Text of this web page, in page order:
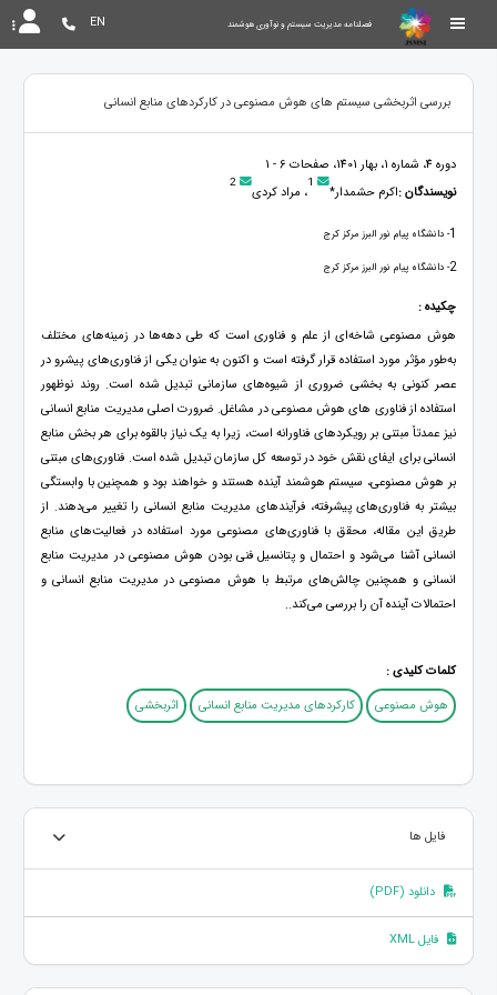
فصلنامه مدیریت سیستم و نوآوری هوشمند EN
بررسی اثربخشی سیستم های هوش مصنوعی در کارکردهای منابع انسانی
دوره 4، شماره 1، بهار 1401، صفحات 6 - 1
نویسندگان :اکرم حشمدار* 1، مراد کردی 2
1- دانشگاه پیام نور البرز مرکز کرج
2- دانشگاه پیام نور البرز مرکز کرج
چکیده :
هوش مصنوعی شاخه‌ای از علم و فناوری است که طی دهه‌ها در زمینه‌های مختلف
به‌طور مؤثر مورد استفاده قرار گرفته است و اکنون به عنوان یکی از فناوری‌های پیشرو در
عصر کنونی به بخشی ضروری از شیوه‌های سازمانی تبدیل شده است. روند نوظهور
استفاده از فناوری های هوش مصنوعی در مشاغل. ضرورت اصلی مدیریت منابع انسانی
نیز عمدتاً مبتنی بر رویکردهای فناورانه است، زیرا به یک نیاز بالقوه برای هر بخش منابع
انسانی برای ایفای نقش خود در توسعه کل سازمان تبدیل شده است. فناوری‌های مبتنی
بر هوش مصنوعی، سیستم هوشمند آینده هستند و خواهند بود و همچنین با وابستگی
بیشتر به فناوری‌های پیشرفته، فرآیندهای مدیریت منابع انسانی را تغییر می‌دهند. از
طریق این مقاله، محقق با فناوری‌های مصنوعی مورد استفاده در فعالیت‌های منابع
انسانی آشنا می‌شود و احتمال و پتانسیل فنی بودن هوش مصنوعی در مدیریت منابع
انسانی و همچنین چالش‌های مرتبط با هوش مصنوعی در مدیریت منابع انسانی و
احتمالات آینده آن را بررسی می‌کند..
کلمات کلیدی :
هوش مصنوعی
کارکردهای مدیریت منابع انسانی اثربخشی
فایل ها
دانلود (PDF)
فایل XML